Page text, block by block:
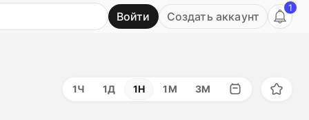
Войти Создать аккаунт
1
1Ч 1Д 1Н 1М 3М